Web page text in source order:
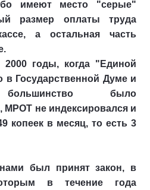
имеют место "серые"
размер оплаты труда
а остальная часть
годы, когда "Единой
Государственной Думе и
большинство было
МРОТ не индексировался и
копеек в месяц, то есть 3
был принят закон, в
в течение года